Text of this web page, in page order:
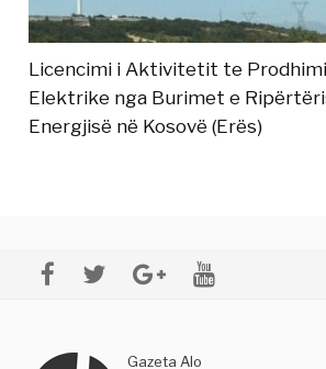
Licencimi i Aktivitetit te
Elektrike nga Burimet e
Energjisë në Kosovë (Erës)
Gazeta Alo